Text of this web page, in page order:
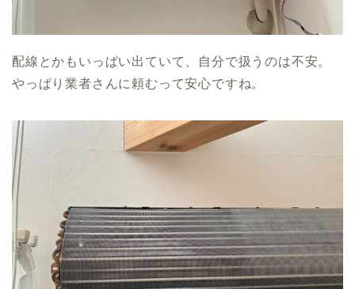
配線とかもいっぱい出ていて、自分で扱うのは不安。
やっぱり業者さんに頼むって安心ですね。